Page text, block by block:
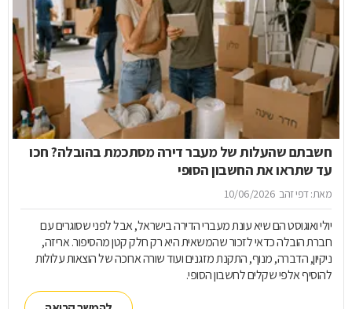
חשבתם שהעלות של מעבר דירה מסתכמת בהובלה? חכו
עד שתראו את החשבון הסופי
מאת: דפי זהב 10/06/2026
יולי ואוגוסט הם שיא עונת מעברי הדירה בישראל, אבל לפני שסוגרים עם
חברת הובלה כדאי לזכור שהמשאית היא רק חלק קטן מהסיפור. אריזה,
ניקיון, הדברה, מנוף, התקנת מזגנים ועוד שורה ארוכה של הוצאות עלולות
להוסיף אלפי שקלים לחשבון הסופי.